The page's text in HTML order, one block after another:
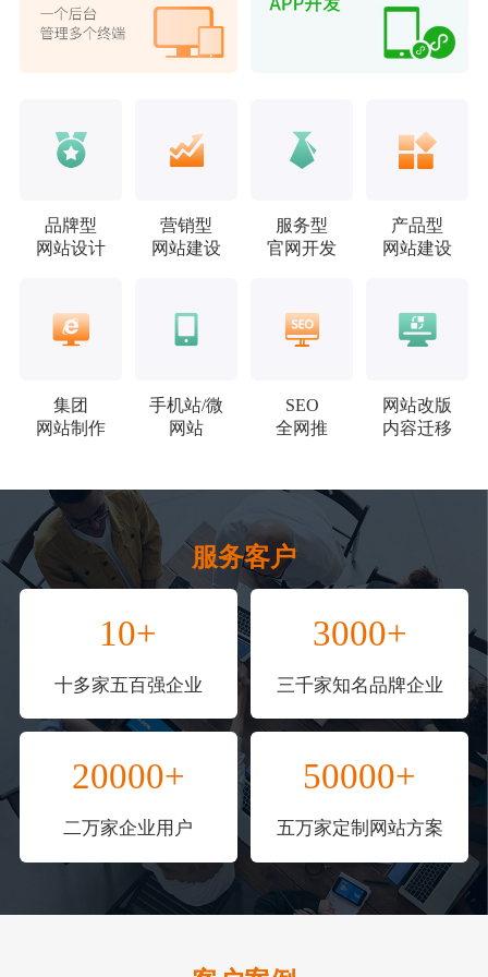
品牌型
网站设计
营销型
网站建设
服务型
官网开发
产品型
网站建设
集团
网站制作
手机站/微
网站
SEO
全网推
网站改版
内容迁移
服务客户
10+
十多家五百强企业
3000+
三千家知名品牌企业
20000+
二万家企业用户
50000+
五万家定制网站方案